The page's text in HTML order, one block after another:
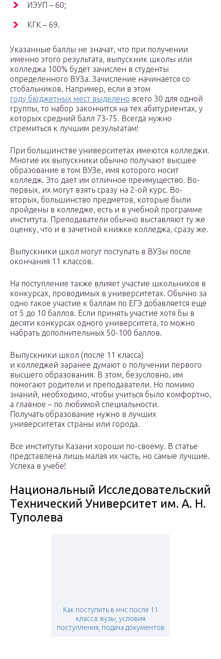
ИЭУП – 60;
КГК – 69.
Указанные баллы не значат, что при получении
именно этого результата, выпускник школы или
колледжа 100% будет зачислен в студенты
определенного ВУЗа. Зачисление начинается со
стобальников. Например, если в этом
году бюджетных мест выделено всего 30 для одной
группы, то набор закончится на тех абитуриентах, у
которых средний балл 73-75. Всегда нужно
стремиться к лучшим результатам!
При большинстве университетах имеются колледжи.
Многие их выпускники обычно получают высшее
образование в том ВУЗе, имя которого носит
колледж. Это дает им отличное преимущество. Во-
первых, их могут взять сразу на 2-ой курс. Во-
вторых, большинство предметов, которые были
пройдены в колледже, есть и в учебной программе
института. Преподаватели обычно выставляют ту же
оценку, что и в зачетной книжке колледжа, сразу же.
Выпускники школ могут поступать в ВУЗы после
окончания 11 классов.
На поступление также влияет участие школьников в
конкурсах, проводимых в университетах. Обычно за
одно такое участие к баллам по ЕГЭ добавляется еще
от 5 до 10 баллов. Если принять участие хотя бы в
десяти конкурсах одного университета, то можно
набрать дополнительных 50-100 баллов.
Выпускники школ (после 11 класса)
и колледжей заранее думают о получении первого
высшего образования. В этом, безусловно, им
помогают родители и преподаватели. Но помимо
знаний, необходимо, чтобы учиться было комфортно,
а главное – по любимой специальности.
Получать образование нужно в лучших
университетах страны или города.
Все институты Казани хороши по-своему. В статье
представлена лишь малая их часть, но самые лучшие.
Успеха в учебе!
Национальный Исследовательский
Технический Университет им. А. Н.
Туполева
Как поступить в мчс после 11
класса: вузы, условия
поступления, подача документов